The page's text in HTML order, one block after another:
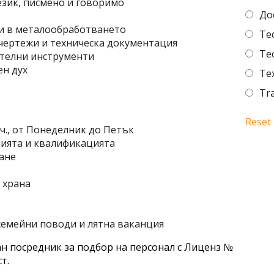
в металообработването
и техническа документация
инструменти
дух
от Понеделник до Петък
и квалификацията
поводи и лятна ваканция
посредник за подбор на персонал с Лиценз №
Reset